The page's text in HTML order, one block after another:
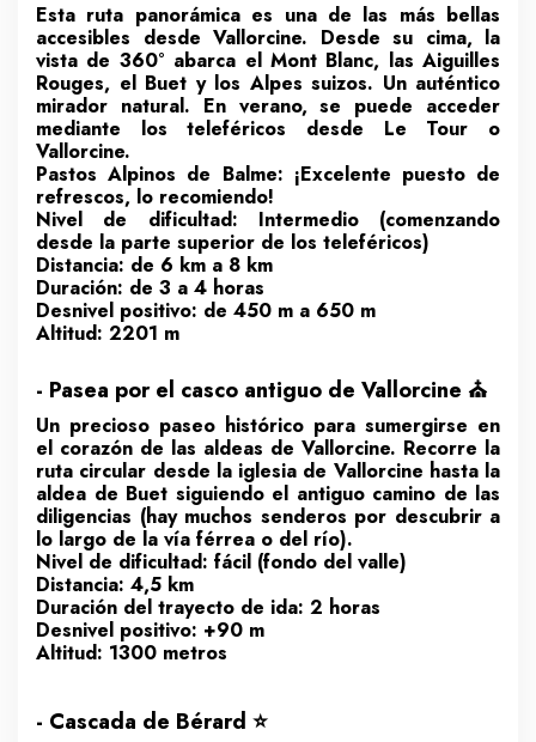
Esta ruta panorámica es una de las más bellas
accesibles desde Vallorcine. Desde su cima, la
vista de 360° abarca el Mont Blanc, las Aiguilles
Rouges, el Buet y los Alpes suizos. Un auténtico
mirador natural. En verano, se puede acceder
mediante los teleféricos desde Le Tour o
Vallorcine.
Pastos Alpinos de Balme: ¡Excelente puesto de
refrescos, lo recomiendo!
Nivel de dificultad: Intermedio (comenzando
desde la parte superior de los teleféricos)
Distancia: de 6 km a 8 km
Duración: de 3 a 4 horas
Desnivel positivo: de 450 m a 650 m
Altitud: 2201 m
- Pasea por el casco antiguo de Vallorcine ⛪
Un precioso paseo histórico para sumergirse en
el corazón de las aldeas de Vallorcine. Recorre la
ruta circular desde la iglesia de Vallorcine hasta la
aldea de Buet siguiendo el antiguo camino de las
diligencias (hay muchos senderos por descubrir a
lo largo de la vía férrea o del río).
Nivel de dificultad: fácil (fondo del valle)
Distancia: 4,5 km
Duración del trayecto de ida: 2 horas
Desnivel positivo: +90 m
Altitud: 1300 metros
- Cascada de Bérard ⭐